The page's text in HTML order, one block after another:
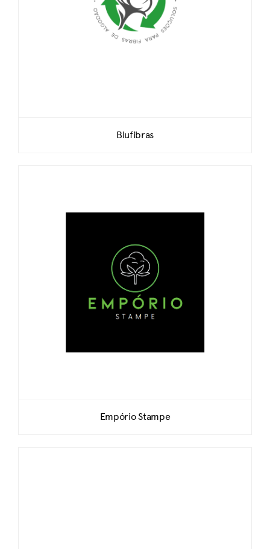
Blufibras
Empório Stampe